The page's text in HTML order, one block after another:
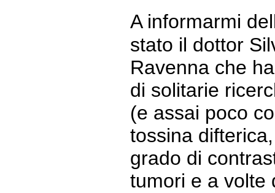
A informarmi
stato il dottor
Ravenna che
di solitarie
(e assai poco
tossina
grado di
tumori e a volte